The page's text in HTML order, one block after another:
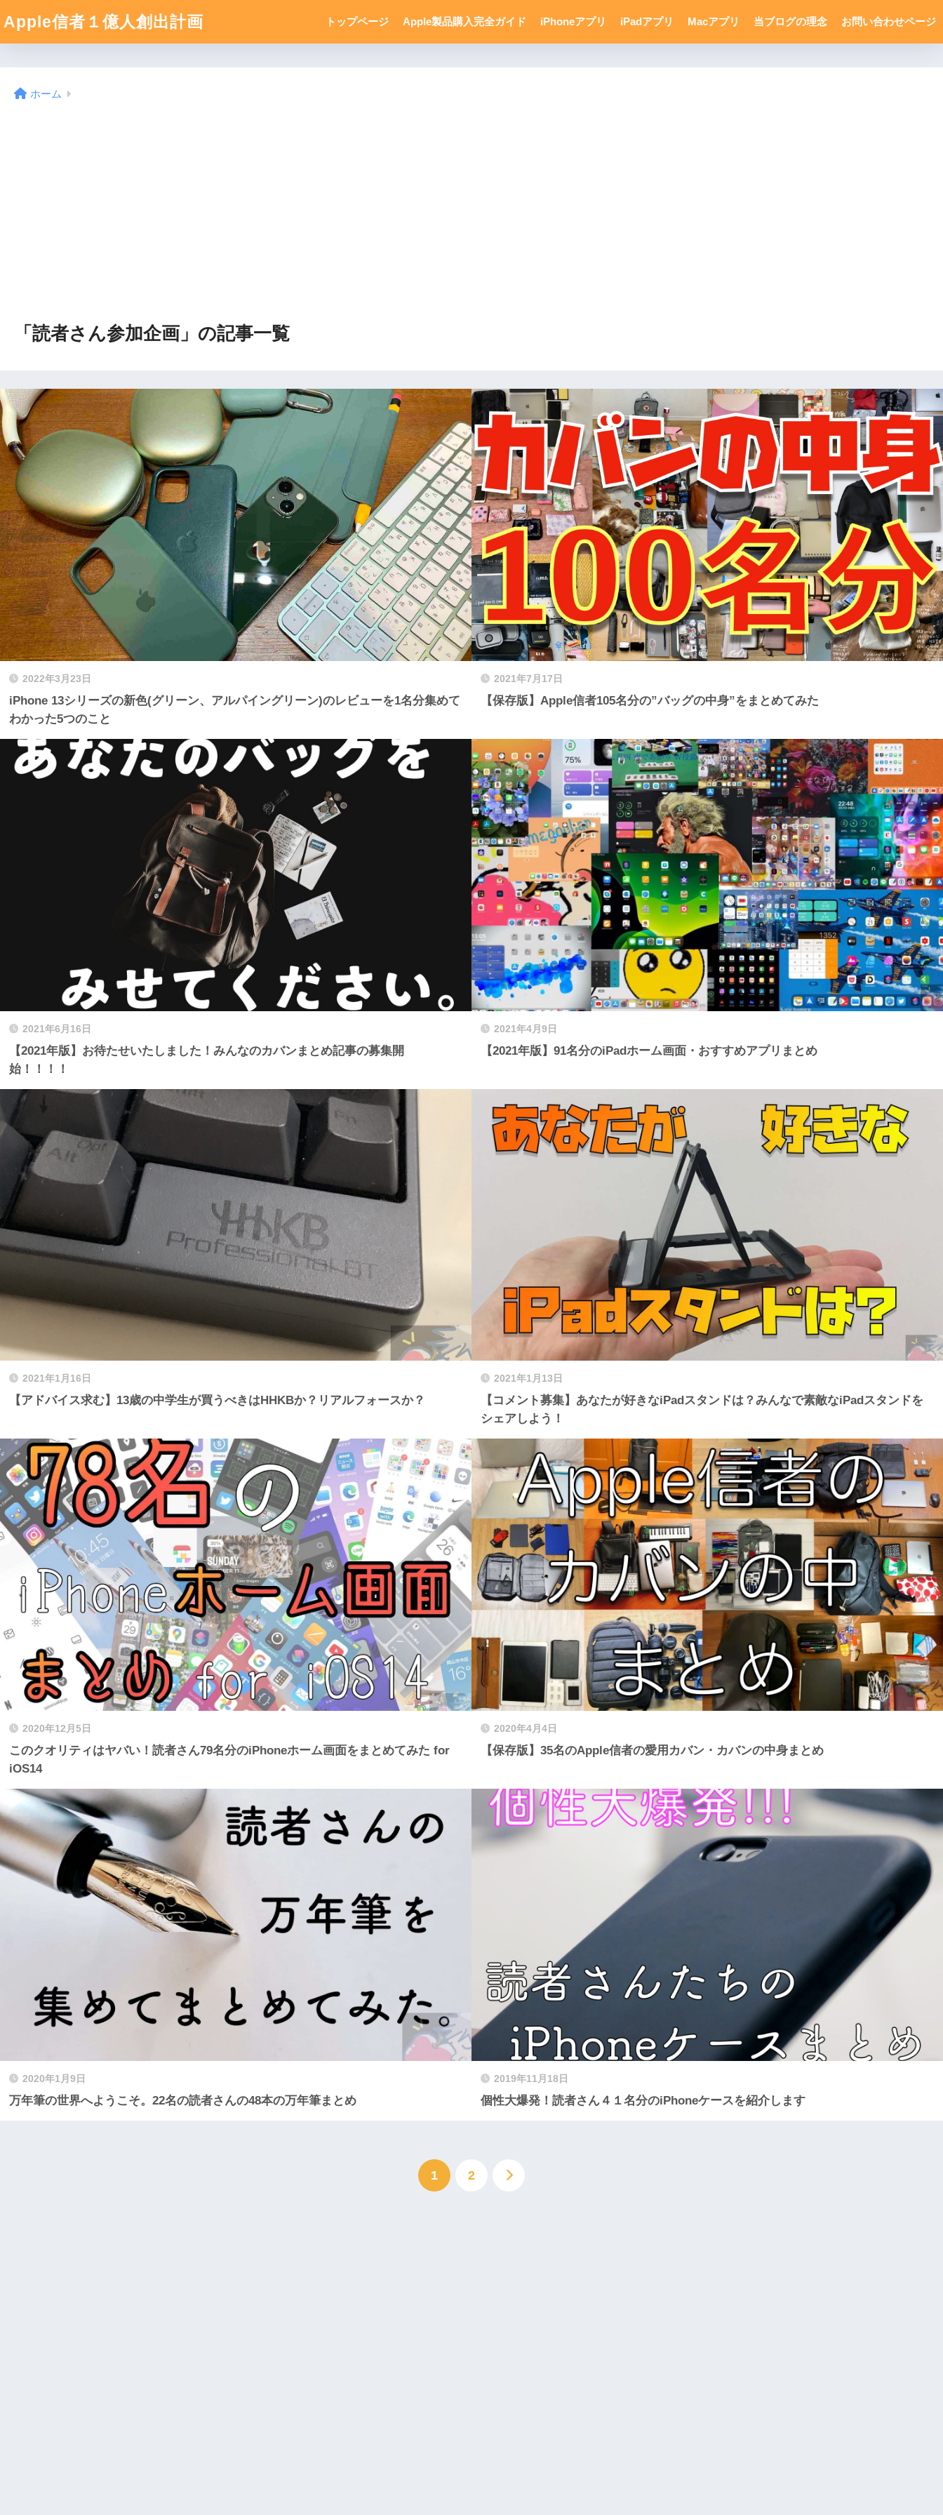
Apple信者１億人創出計画 トップページ Apple製品購入完全ガイド iPhoneアプリ iPadアプリ Macアプリ 当ブログの理念 お問い合わせページ
ホーム
「読者さん参加企画」の記事一覧
2022年3月23日
iPhone 13シリーズの新色(グリーン、アルパイングリーン)のレビューを1名分集めて
わかった5つのこと
2021年7月17日
【保存版】Apple信者105名分の”バッグの中身”をまとめてみた
2021年6月16日
【2021年版】お待たせいたしました！みんなのカバンまとめ記事の募集開
始！！！！
2021年4月9日
【2021年版】91名分のiPadホーム画面・おすすめアプリまとめ
2021年1月16日
【アドバイス求む】13歳の中学生が買うべきはHHKBか？リアルフォースか？
2021年1月13日
【コメント募集】あなたが好きなiPadスタンドは？みんなで素敵なiPadスタンドを
シェアしよう！
2020年12月5日
このクオリティはヤバい！読者さん79名分のiPhoneホーム画面をまとめてみた for
iOS14
2020年4月4日
【保存版】35名のApple信者の愛用カバン・カバンの中身まとめ
2020年1月9日
万年筆の世界へようこそ。22名の読者さんの48本の万年筆まとめ
2019年11月18日
個性大爆発！読者さん４１名分のiPhoneケースを紹介します
1 2